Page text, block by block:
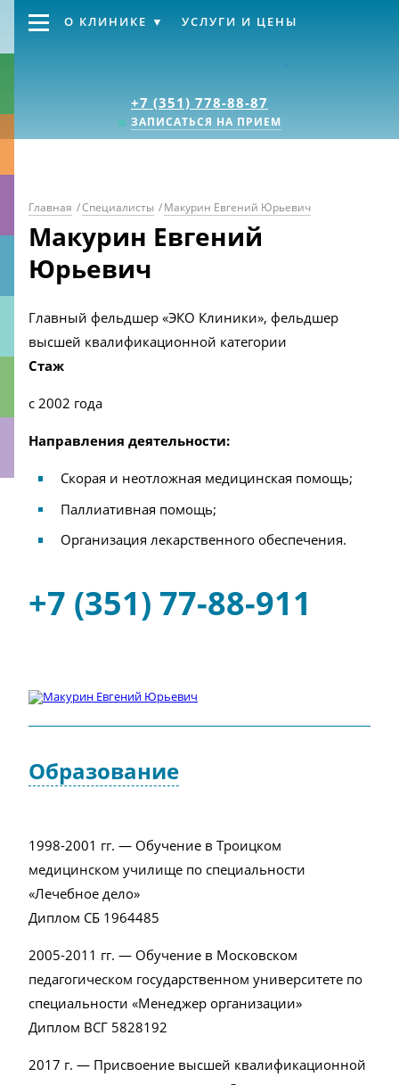
+7 (351) 778-88-87
ЗАПИСАТЬСЯ НА ПРИЕМ
О КЛИНИКЕ УСЛУГИ И ЦЕНЫ
Главная /Специалисты /Макурин Евгений Юрьевич
Макурин Евгений
Юрьевич
Главный фельдшер «ЭКО Клиники», фельдшер
высшей квалификационной категории
Стаж
с 2002 года
Направления деятельности:
Скорая и неотложная медицинская помощь;
Паллиативная помощь;
Организация лекарственного обеспечения.
+7 (351) 77-88-911
Образование
1998-2001 гг. — Обучение в Троицком
медицинском училище по специальности
«Лечебное дело»
Диплом СБ 1964485
2005-2011 гг. — Обучение в Московском
педагогическом государственном университете по
специальности «Менеджер организации»
Диплом ВСГ 5828192
2017 г. — Присвоение высшей квалификационной